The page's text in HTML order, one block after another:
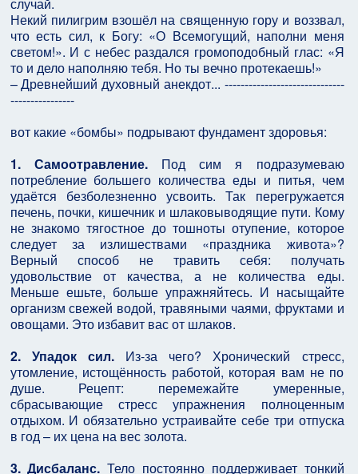
Некий пилигрим взошёл на священную гору и воззвал,
что есть сил, к Богу: «О Всемогущий, наполни меня
светом!». И с небес раздался громоподобный глас: «Я
то и дело наполняю тебя. Но ты вечно протекаешь!»
– Древнейший духовный анекдот... ------------------------------
----------------
вот какие «бомбы» подрывают фундамент здоровья:
1. Самоотравление. Под сим я подразумеваю
потребление большего количества еды и питья, чем
удаётся безболезненно усвоить. Так перегружается
печень, почки, кишечник и шлаковыводящие пути. Кому
не знакомо тягостное до тошноты отупение, которое
следует за излишествами «праздника живота»?
Верный способ не травить себя: получать
удовольствие от качества, а не количества еды.
Меньше ешьте, больше упражняйтесь. И насыщайте
организм свежей водой, травяными чаями, фруктами и
овощами. Это избавит вас от шлаков.
2. Упадок сил.Из-за чего? Хронический стресс,
утомление, истощённость работой, которая вам не по
душе. Рецепт: перемежайте умеренные,
сбрасывающие стресс упражнения полноценным
отдыхом. И обязательно устраивайте себе три отпуска
в год – их цена на вес золота.
3. Дисбаланс. Тело постоянно поддерживает тонкий